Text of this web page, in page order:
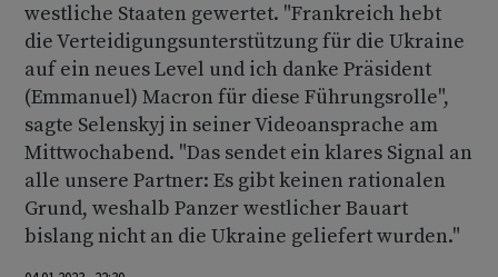
westliche Staaten gewertet. "Frankreich hebt
die Verteidigungsunterstützung für die Ukraine
auf ein neues Level und ich danke Präsident
(Emmanuel) Macron für diese Führungsrolle",
sagte Selenskyj in seiner Videoansprache am
Mittwochabend. "Das sendet ein klares Signal an
alle unsere Partner: Es gibt keinen rationalen
Grund, weshalb Panzer westlicher Bauart
bislang nicht an die Ukraine geliefert wurden."